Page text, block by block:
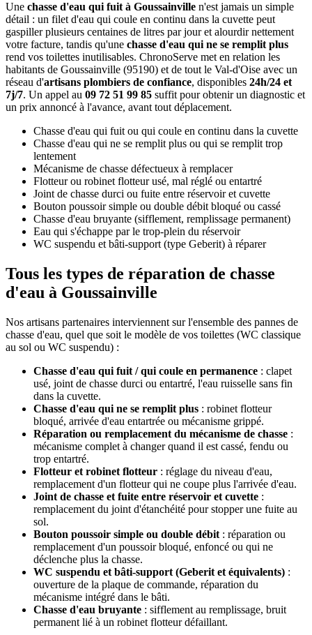
Une chasse d'eau qui fuit à Goussainville n'est jamais un simple
détail : un filet d'eau qui coule en continu dans la cuvette peut
gaspiller plusieurs centaines de litres par jour et alourdir nettement
votre facture, tandis qu'une chasse d'eau qui ne se remplit plus
rend vos toilettes inutilisables. ChronoServe met en relation les
habitants de Goussainville (95190) et de tout le Val-d'Oise avec un
réseau d'artisans plombiers de confiance, disponibles 24h/24 et
7j/7. Un appel au 09 72 51 99 85 suffit pour obtenir un diagnostic et
un prix annoncé à l'avance, avant tout déplacement.
Chasse d'eau qui fuit ou qui coule en continu dans la cuvette
Chasse d'eau qui ne se remplit plus ou qui se remplit trop
lentement
Mécanisme de chasse défectueux à remplacer
Flotteur ou robinet flotteur usé, mal réglé ou entartré
Joint de chasse durci ou fuite entre réservoir et cuvette
Bouton poussoir simple ou double débit bloqué ou cassé
Chasse d'eau bruyante (sifflement, remplissage permanent)
Eau qui s'échappe par le trop-plein du réservoir
WC suspendu et bâti-support (type Geberit) à réparer
Tous les types de réparation de chasse
d'eau à Goussainville
Nos artisans partenaires interviennent sur l'ensemble des pannes de
chasse d'eau, quel que soit le modèle de vos toilettes (WC classique
au sol ou WC suspendu) :
Chasse d'eau qui fuit / qui coule en permanence : clapet
usé, joint de chasse durci ou entartré, l'eau ruisselle sans fin
dans la cuvette.
Chasse d'eau qui ne se remplit plus : robinet flotteur
bloqué, arrivée d'eau entartrée ou mécanisme grippé.
Réparation ou remplacement du mécanisme de chasse :
mécanisme complet à changer quand il est cassé, fendu ou
trop entartré.
Flotteur et robinet flotteur : réglage du niveau d'eau,
remplacement d'un flotteur qui ne coupe plus l'arrivée d'eau.
Joint de chasse et fuite entre réservoir et cuvette :
remplacement du joint d'étanchéité pour stopper une fuite au
sol.
Bouton poussoir simple ou double débit : réparation ou
remplacement d'un poussoir bloqué, enfoncé ou qui ne
déclenche plus la chasse.
WC suspendu et bâti-support (Geberit et équivalents) :
ouverture de la plaque de commande, réparation du
mécanisme intégré dans le bâti.
Chasse d'eau bruyante : sifflement au remplissage, bruit
permanent lié à un robinet flotteur défaillant.